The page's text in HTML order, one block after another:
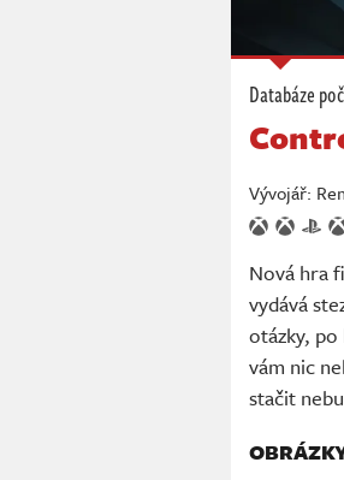
Databáze
Vývojář:
Nová hra
vydává
otázky,
vám nic
stačit